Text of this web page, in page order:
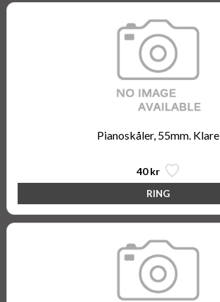
Pianoskåler, 55mm. Klare
40 kr